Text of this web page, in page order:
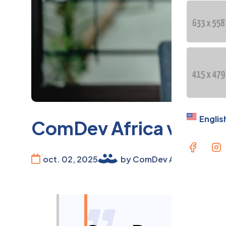
ComDev Africa vers
oct. 02, 2025 by ComDev Africa